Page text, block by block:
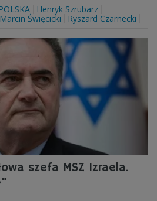
POLSKA
Henryk Szrubarz
Marcin Święcicki Ryszard Czarnecki
szefa MSZ Izraela.